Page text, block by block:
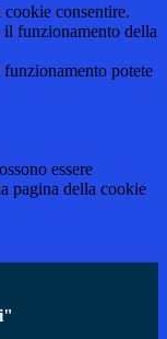
cookie consentire.
il funzionamento della
potete
essere
pagina della cookie